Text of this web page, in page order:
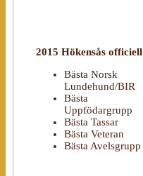
2015 Hökensås officiell
Bästa Norsk
Lundehund/BIR
Bästa
Uppfödargrupp
Bästa Tassar
Bästa Veteran
Bästa Avelsgrupp